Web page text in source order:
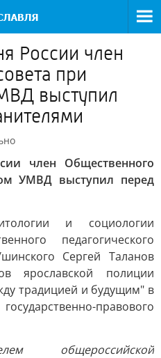
России член
при
выступил
член Общественного
УМВД выступил перед
и социологии
педагогического
Сергей Таланов
ярославской полиции
традицией и будущим" в
правового
общероссийской